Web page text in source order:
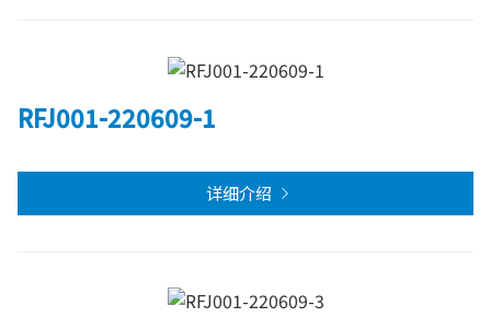
RFJ001-220609-1
详细介绍